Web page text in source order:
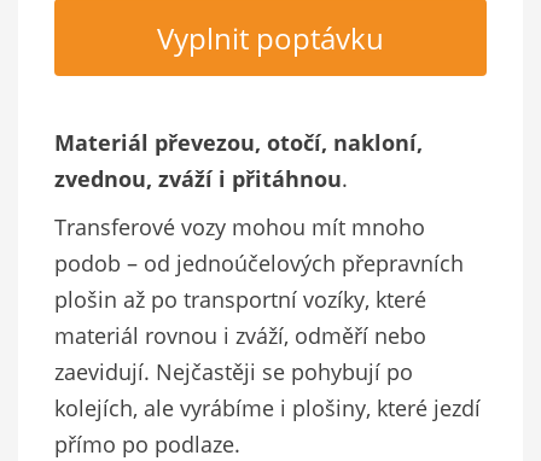
Vyplnit poptávku
Materiál převezou, otočí, nakloní,
zvednou, zváží i přitáhnou.
Transferové vozy mohou mít mnoho
podob – od jednoúčelových přepravních
plošin až po transportní vozíky, které
materiál rovnou i zváží, odměří nebo
zaevidují. Nejčastěji se pohybují po
kolejích, ale vyrábíme i plošiny, které jezdí
přímo po podlaze.